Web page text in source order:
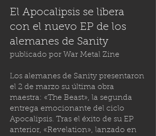
El Apocalipsis se libera
con el nuevo EP de los
alemanes de Sanity
publicado por War Metal Zine
Los alemanes de Sanity presentaron
el 2 de marzo su última obra
maestra: «The Beast», la segunda
entrega emocionante del ciclo
Apocalipsis. Tras el éxito de su EP
anterior, «Revelation», lanzado en